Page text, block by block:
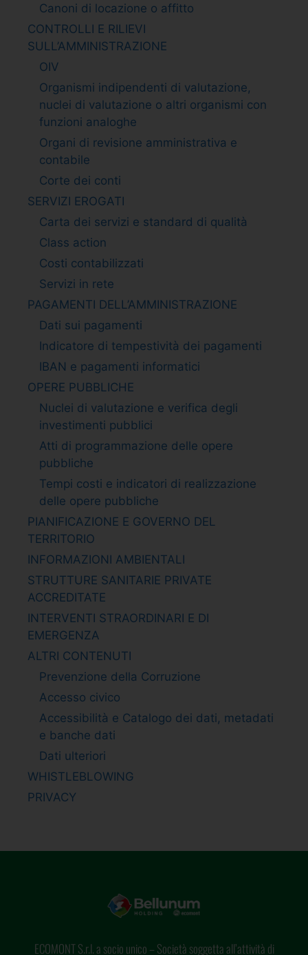
Canoni di locazione o affitto
CONTROLLI E RILIEVI
SULL’AMMINISTRAZIONE
OIV
Organismi indipendenti di valutazione,
nuclei di valutazione o altri organismi con
funzioni analoghe
Organi di revisione amministrativa e
contabile
Corte dei conti
SERVIZI EROGATI
Carta dei servizi e standard di qualità
Class action
Costi contabilizzati
Servizi in rete
PAGAMENTI DELL’AMMINISTRAZIONE
Dati sui pagamenti
Indicatore di tempestività dei pagamenti
IBAN e pagamenti informatici
OPERE PUBBLICHE
Nuclei di valutazione e verifica degli
investimenti pubblici
Atti di programmazione delle opere
pubbliche
Tempi costi e indicatori di realizzazione
delle opere pubbliche
PIANIFICAZIONE E GOVERNO DEL
TERRITORIO
INFORMAZIONI AMBIENTALI
STRUTTURE SANITARIE PRIVATE
ACCREDITATE
INTERVENTI STRAORDINARI E DI
EMERGENZA
ALTRI CONTENUTI
Prevenzione della Corruzione
Accesso civico
Accessibilità e Catalogo dei dati, metadati
e banche dati
Dati ulteriori
WHISTLEBLOWING
PRIVACY
ECOMONT S.r.l. a socio unico – Società soggetta all’attività di